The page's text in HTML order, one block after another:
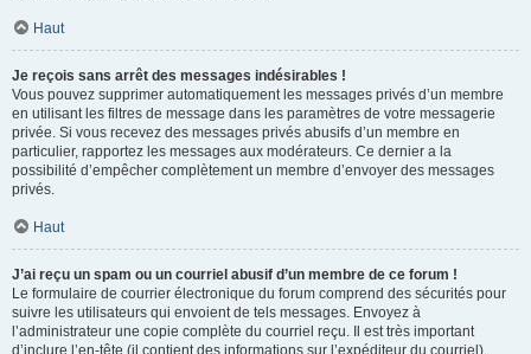
Haut
Je reçois sans arrêt des messages indésirables !
Vous pouvez supprimer automatiquement les messages privés d’un membre
en utilisant les filtres de message dans les paramètres de votre messagerie
privée. Si vous recevez des messages privés abusifs d’un membre en
particulier, rapportez les messages aux modérateurs. Ce dernier a la
possibilité d’empêcher complètement un membre d’envoyer des messages
privés.
Haut
J’ai reçu un spam ou un courriel abusif d’un membre de ce forum !
Le formulaire de courrier électronique du forum comprend des sécurités pour
suivre les utilisateurs qui envoient de tels messages. Envoyez à
l’administrateur une copie complète du courriel reçu. Il est très important
d’inclure l’en-tête (il contient des informations sur l’expéditeur du courriel).